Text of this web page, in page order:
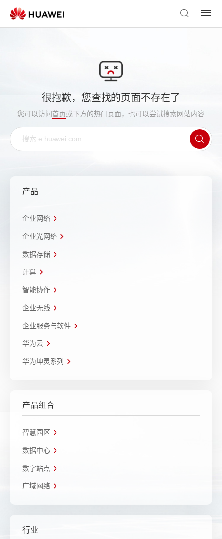
很抱歉，您查找的页面不存在了
您可以访问首页或下方的热门页面，也可以尝试搜索网站内容
产品
企业网络
企业光网络
数据存储
计算
智能协作
企业无线
企业服务与软件
华为云
华为坤灵系列
产品组合
智慧园区
数据中心
数字站点
广域网络
行业